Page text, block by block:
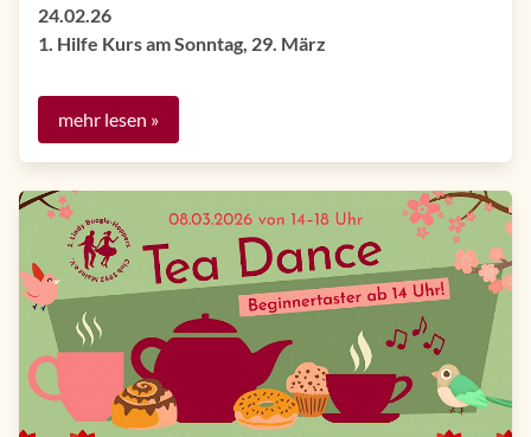
24.02.26
1. Hilfe Kurs am Sonntag, 29. März
mehr lesen »